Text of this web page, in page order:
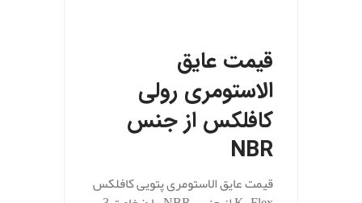
قیمت عایق
الاستومری رولی
کافلکس از جنس
NBR
قیمت عایق الاستومری پتویی کافلکس